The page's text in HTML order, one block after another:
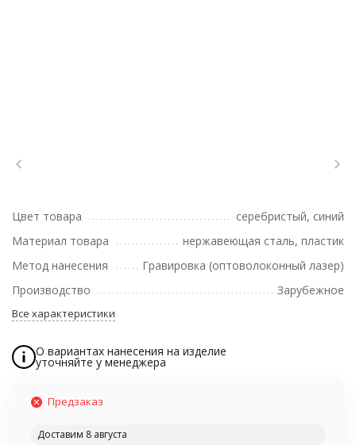
Цвет товара
серебристый, синий
Материал товара
нержавеющая сталь, пластик
Метод нанесения
Гравировка (оптоволоконный лазер)
Производство
Зарубежное
Все характеристики
О вариантах нанесения на изделие
уточняйте у менеджера
Предзаказ
Доставим 8 августа